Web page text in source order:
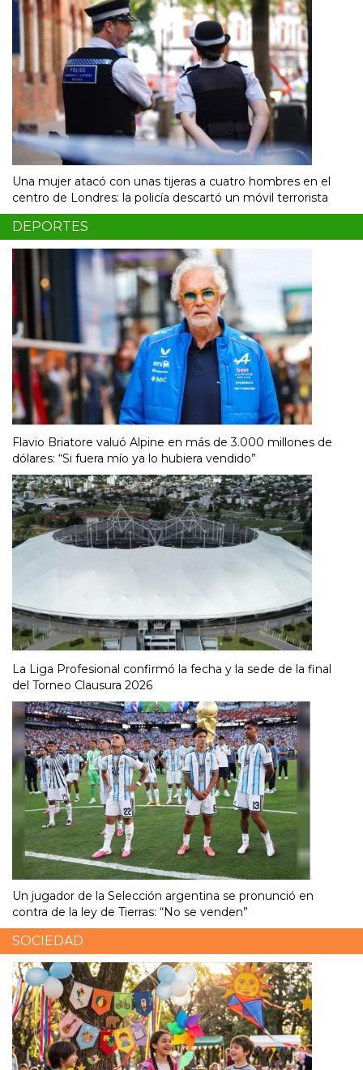
Una mujer atacó con unas tijeras a cuatro hombres en el
centro de Londres: la policía descartó un móvil terrorista
DEPORTES
Flavio Briatore valuó Alpine en más de 3.000 millones de
dólares: “Si fuera mío ya lo hubiera vendido”
La Liga Profesional confirmó la fecha y la sede de la final
del Torneo Clausura 2026
Un jugador de la Selección argentina se pronunció en
contra de la ley de Tierras: “No se venden”
SOCIEDAD